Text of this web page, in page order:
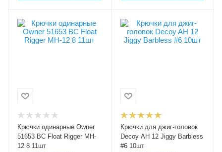
Модель крючков
Owner 51653 MH-12
Цвет крючка
Бородка
с бородкой
Крючки одинарные Owner
51653 BC Float Rigger MH-
12 8 11шт
Модель крючков
Decoy AH 12 Jiggy
Barbless
10
черный
Бородка
безбородые
Крючки для джиг-головок
Decoy AH 12 Jiggy Barbless
#6 10шт